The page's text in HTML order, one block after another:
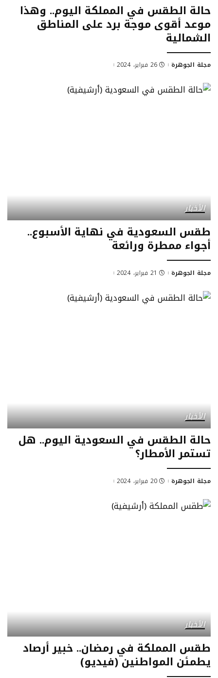
حالة الطقس في المملكة اليوم.. وهذا
موعد أقوى موجة برد على المناطق
الشمالية
مجلة الجوهرة 26 فبراير، 2024
الأخبار
طقس السعودية في نهاية الأسبوع..
أجواء ممطرة ورائعة
مجلة الجوهرة 21 فبراير، 2024
الأخبار
حالة الطقس في السعودية اليوم.. هل
تستمر الأمطار؟
مجلة الجوهرة 20 فبراير، 2024
الأخبار
طقس المملكة في رمضان.. خبير أرصاد
يطمئن المواطنين (فيديو)